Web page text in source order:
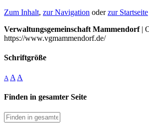
Zum Inhalt, zur Navigation oderzur Startseite
Verwaltungsgemeinschaft Mammendorf|
https://www.vgmammendorf.de/
Schriftgröße
A A A
Finden in gesamter Seite